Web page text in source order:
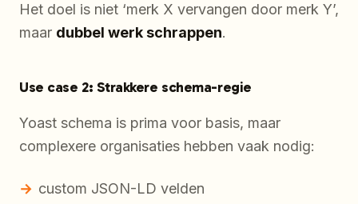
Het doel is niet ‘merk X vervangen door merk Y’,
maar dubbel werk schrappen.
Use case 2: Strakkere schema-regie
Yoast schema is prima voor basis, maar
complexere organisaties hebben vaak nodig:
custom JSON-LD velden